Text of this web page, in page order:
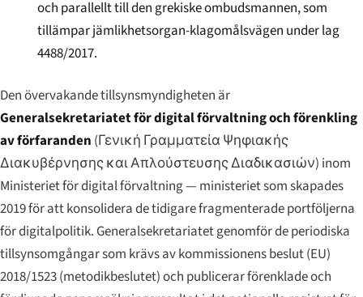
och parallellt till den grekiske ombudsmannen, som
tillämpar jämlikhetsorgan-klagomålsvägen under lag
4488/2017.
Den övervakande tillsynsmyndigheten är
Generalsekretariatet för digital förvaltning och förenkling
av förfaranden (Γενική Γραμματεία Ψηφιακής
Διακυβέρνησης και Απλούστευσης Διαδικασιών) inom
Ministeriet för digital förvaltning — ministeriet som skapades
2019 för att konsolidera de tidigare fragmenterade portföljerna
för digitalpolitik. Generalsekretariatet genomför de periodiska
tillsynsomgångar som krävs av kommissionens beslut (EU)
2018/1523 (metodikbeslutet) och publicerar förenklade och